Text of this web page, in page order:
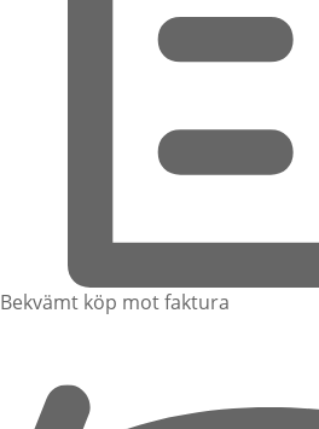
Bekvämt köp mot faktura